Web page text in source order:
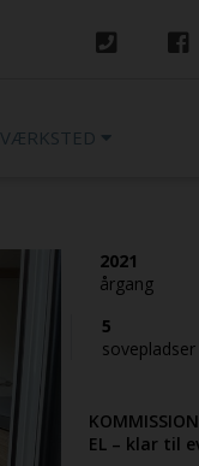
VÆRKSTED
2021
årgang
5
sovepladser
EL – klar til